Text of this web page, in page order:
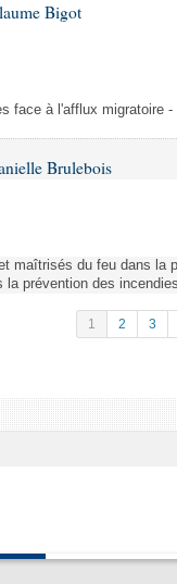
Bigot
face à l'afflux migratoire
Brulebois
maîtrisés du feu dans la
prévention des
1 2 3